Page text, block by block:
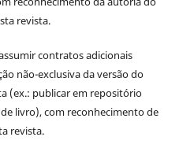
revista.
contratos adicionais
não-exclusiva da versão do
(ex.: publicar em repositório
livro), com reconhecimento de
revista.